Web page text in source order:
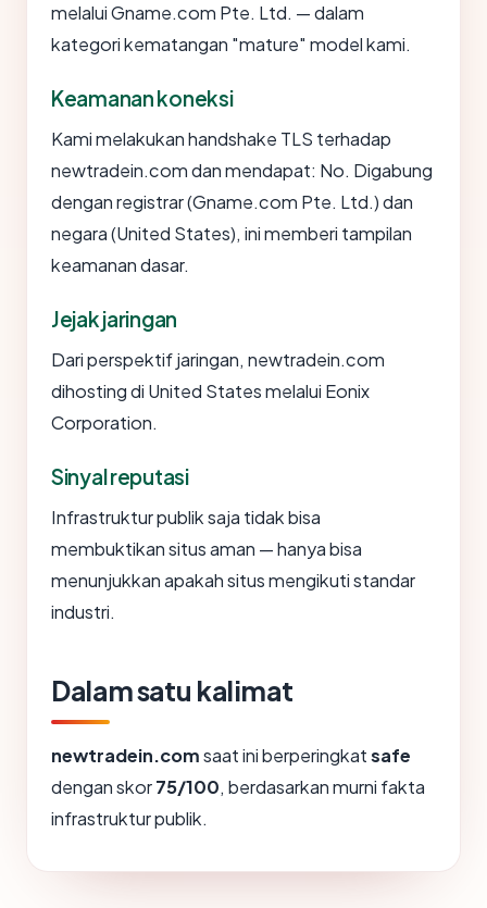
melalui Gname.com Pte. Ltd. — dalam
kategori kematangan "mature" model kami.
Keamanan koneksi
Kami melakukan handshake TLS terhadap
newtradein.com dan mendapat: No. Digabung
dengan registrar (Gname.com Pte. Ltd.) dan
negara (United States), ini memberi tampilan
keamanan dasar.
Jejak jaringan
Dari perspektif jaringan, newtradein.com
dihosting di United States melalui Eonix
Corporation.
Sinyal reputasi
Infrastruktur publik saja tidak bisa
membuktikan situs aman — hanya bisa
menunjukkan apakah situs mengikuti standar
industri.
Dalam satu kalimat
newtradein.comsaat ini berperingkatsafe
dengan skor75/100, berdasarkan murni fakta
infrastruktur publik.